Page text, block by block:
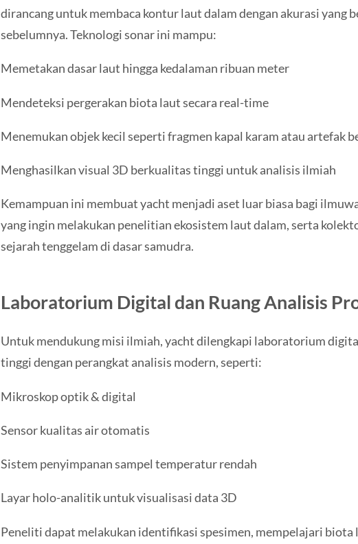
dirancang untuk membaca kontur laut dalam dengan akurasi yang
sebelumnya. Teknologi sonar ini mampu:
Memetakan dasar laut hingga kedalaman ribuan meter
Mendeteksi pergerakan biota laut secara real-time
Menemukan objek kecil seperti fragmen kapal karam atau artefak
Menghasilkan visual 3D berkualitas tinggi untuk analisis ilmiah
Kemampuan ini membuat yacht menjadi aset luar biasa bagi
yang ingin melakukan penelitian ekosistem laut dalam, serta
sejarah tenggelam di dasar samudra.
Laboratorium Digital dan Ruang Analisis
Untuk mendukung misi ilmiah, yacht dilengkapi laboratorium
tinggi dengan perangkat analisis modern, seperti:
Mikroskop optik & digital
Sensor kualitas air otomatis
Sistem penyimpanan sampel temperatur rendah
Layar holo-analitik untuk visualisasi data 3D
Peneliti dapat melakukan identifikasi spesimen, mempelajari biota